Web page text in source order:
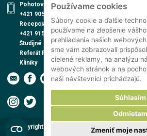
Používame cookies
Súbory cookie a ďalšie
používame na zlepšenie
prehliadania našich
sme vám zobrazovali
cielené reklamy, na analýzu
webových stránok a na
naši návštevníci prichádzajú.
Súhlasím
Odmietam
Zmeniť moje
Pohotovosť UVN
+421 905 579 559
Recepcia UVN
+421 915 991 474
Študijné oddelenie
Referát PhD. štúdia
Kliniky
Copyright © 2026 Univerzita veterinárskeho